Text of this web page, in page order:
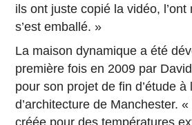
ils ont juste copié la vidéo,
s’est emballé. »
La maison dynamique a été
première fois en 2009 par
pour son projet de fin d’étude à
d’architecture de Manchester.
créée pour des températures